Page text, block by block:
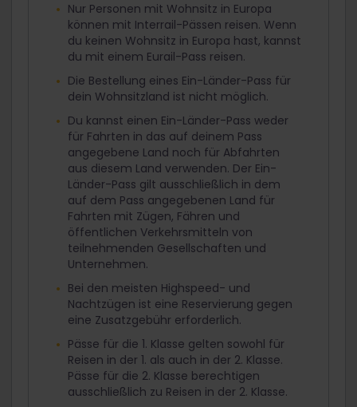
Nur Personen mit Wohnsitz in Europa
können mit Interrail-Pässen reisen. Wenn
du keinen Wohnsitz in Europa hast, kannst
du mit einem Eurail-Pass reisen.
Die Bestellung eines Ein-Länder-Pass für
dein Wohnsitzland ist nicht möglich.
Du kannst einen Ein-Länder-Pass weder
für Fahrten in das auf deinem Pass
angegebene Land noch für Abfahrten
aus diesem Land verwenden. Der Ein-
Länder-Pass gilt ausschließlich in dem
auf dem Pass angegebenen Land für
Fahrten mit Zügen, Fähren und
öffentlichen Verkehrsmitteln von
teilnehmenden Gesellschaften und
Unternehmen.
Bei den meisten Highspeed- und
Nachtzügen ist eine Reservierung gegen
eine Zusatzgebühr erforderlich.
Pässe für die 1. Klasse gelten sowohl für
Reisen in der 1. als auch in der 2. Klasse.
Pässe für die 2. Klasse berechtigen
ausschließlich zu Reisen in der 2. Klasse.